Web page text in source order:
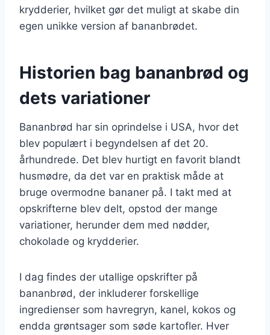
krydderier, hvilket gør det muligt at skabe din
egen unikke version af bananbrødet.
Historien bag bananbrød og
dets variationer
Bananbrød har sin oprindelse i USA, hvor det
blev populært i begyndelsen af det 20.
århundrede. Det blev hurtigt en favorit blandt
husmødre, da det var en praktisk måde at
bruge overmodne bananer på. I takt med at
opskrifterne blev delt, opstod der mange
variationer, herunder dem med nødder,
chokolade og krydderier.
I dag findes der utallige opskrifter på
bananbrød, der inkluderer forskellige
ingredienser som havregryn, kanel, kokos og
endda grøntsager som søde kartofler. Hver